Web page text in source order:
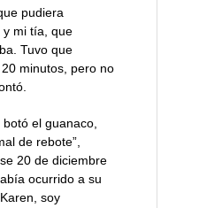
pudiera
y mi tía, que
Tuvo que
minutos, pero no
el guanaco,
de rebote”,
20 de diciembre
ocurrido a su
soy